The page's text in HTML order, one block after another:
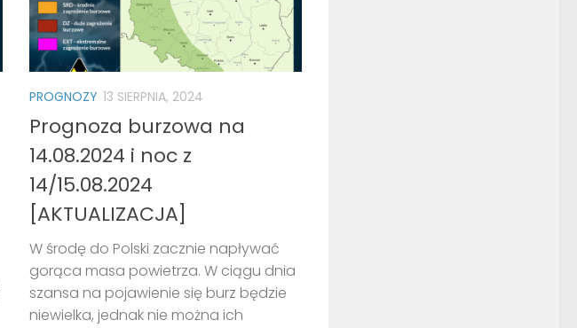
PROGNOZY 13 SIERPNIA, 2024
Prognoza burzowa na
14.08.2024 i noc z
14/15.08.2024
[AKTUALIZACJA]
W środę do Polski zacznie napływać
gorąca masa powietrza. W ciągu dnia
szansa na pojawienie się burz będzie
niewielka, jednak nie można ich